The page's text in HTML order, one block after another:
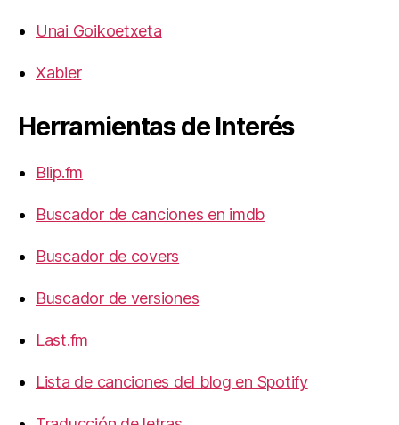
Unai Goikoetxeta
Xabier
Herramientas de Interés
Blip.fm
Buscador de canciones en imdb
Buscador de covers
Buscador de versiones
Last.fm
Lista de canciones del blog en Spotify